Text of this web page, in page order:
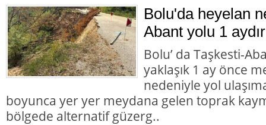
Bolu'da heyelan
Abant yolu 1
Bolu’ da Taşkesti-
yaklaşık 1 ay önce
nedeniyle yol
boyunca yer yer meydana gelen toprak
bölgede alternatif güzerg..